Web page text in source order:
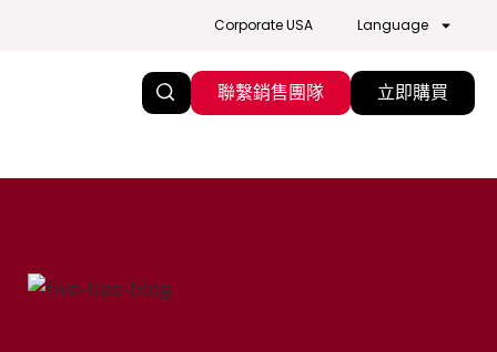
Corporate USA Language
聯繫銷售團隊 立即購買